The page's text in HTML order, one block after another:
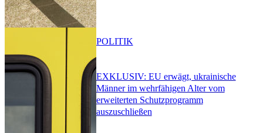
EXKLUSIV: EU erwägt, ukrainische
Männer im wehrfähigen Alter vom
erweiterten Schutzprogramm
auszuschließen
POLITIK